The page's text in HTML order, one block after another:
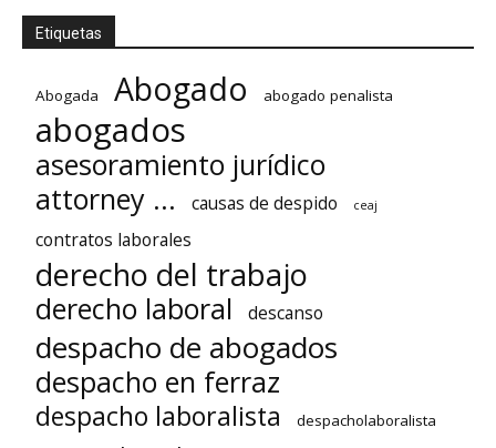
Etiquetas
Abogada Abogado abogado penalista
abogados
asesoramiento jurídico
attorney ...
causas de despido ceaj
contratos laborales
derecho del trabajo
derecho laboral descanso
despacho de abogados
despacho en ferraz
despacho laboralista despacholaboralista